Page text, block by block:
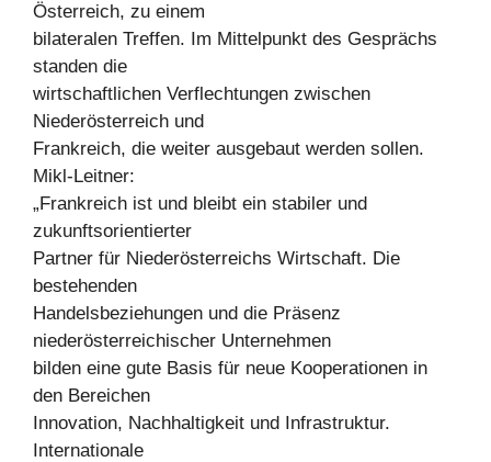
Österreich, zu einem
bilateralen Treffen. Im Mittelpunkt des Gesprächs
standen die
wirtschaftlichen Verflechtungen zwischen
Niederösterreich und
Frankreich, die weiter ausgebaut werden sollen.
Mikl-Leitner:
„Frankreich ist und bleibt ein stabiler und
zukunftsorientierter
Partner für Niederösterreichs Wirtschaft. Die
bestehenden
Handelsbeziehungen und die Präsenz
niederösterreichischer Unternehmen
bilden eine gute Basis für neue Kooperationen in
den Bereichen
Innovation, Nachhaltigkeit und Infrastruktur.
Internationale